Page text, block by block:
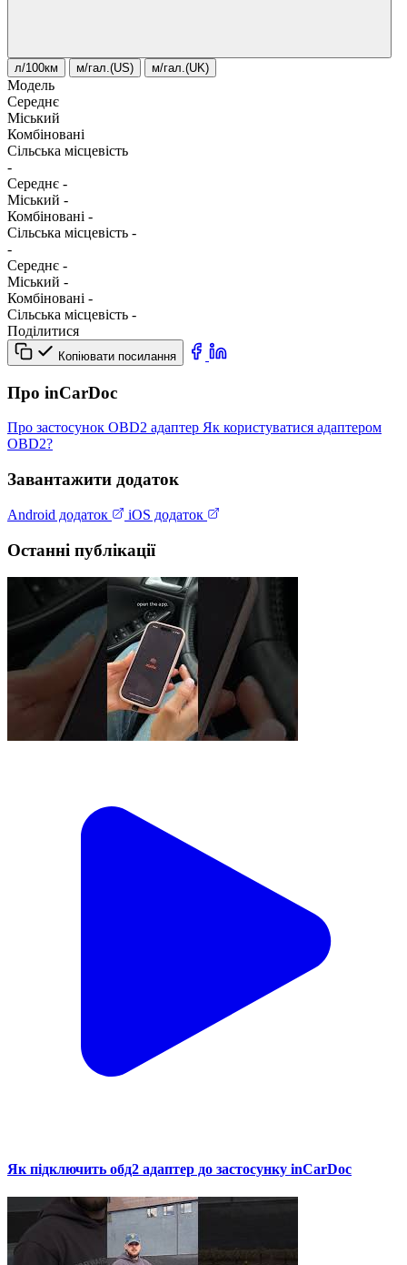
л/100км м/гал.(US) м/гал.(UK)
Модель
Середнє
Міський
Комбіновані
Сільська місцевість
-
Середнє -
Міський -
Комбіновані -
Сільська місцевість -
-
Середнє -
Міський -
Комбіновані -
Сільська місцевість -
Поділитися
Копіювати посилання
Про inCarDoc
Про застосунок OBD2 адаптер Як користуватися адаптером
OBD2?
Завантажити додаток
Android додаток iOS додаток
Останні публікації
Як підключить обд2 адаптер до застосунку inCarDoc